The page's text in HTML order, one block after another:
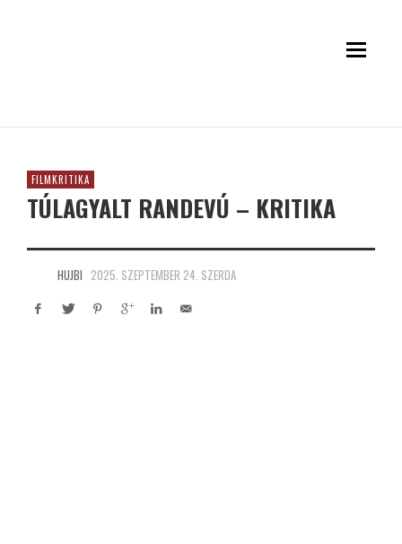
FILMKRITIKA
TÚLAGYALT RANDEVÚ – KRITIKA
HUJBI 2025. SZEPTEMBER 24. SZERDA